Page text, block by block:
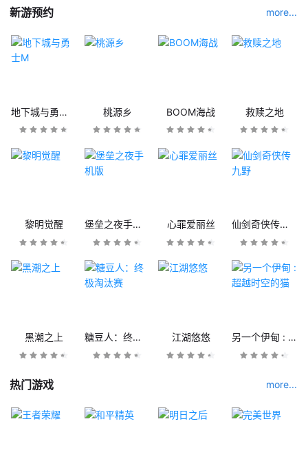
新游预约 more...
地下城与勇士M 桃源乡 BOOM海战 救赎之地
黎明觉醒 堡垒之夜手机版 心罪爱丽丝 仙剑奇侠传九野
黑潮之上 糖豆人：终极淘汰赛 江湖悠悠 另一个伊甸 : 超越时空的猫
热门游戏 more...